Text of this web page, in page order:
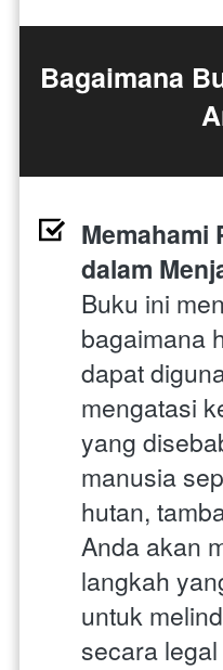
Bagaimana
Memahami
Buku ini
bagaimana
dapat
mengatasi
yang
manusia
hutan,
Anda akan
langkah
untuk
secara